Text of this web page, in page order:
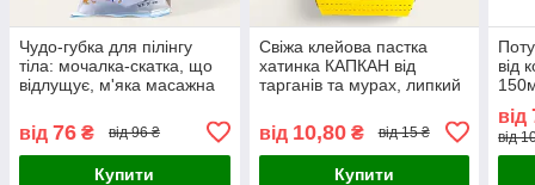
Чудо-губка для пілінгу
тіла: мочалка-скатка, що
відлущує, м'яка масажна
від 76 ₴ від 96 ₴
Купити
Свіжа клейова пастка
хатинка КАПКАН від
тарганів та мурах, липкий
від 10,80₴ від 15 ₴
Купити
від
від
від